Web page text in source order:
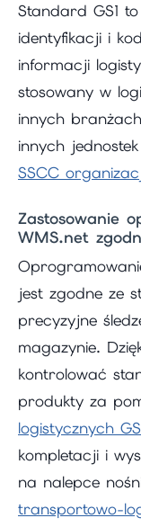
Standard GS1
identyfikacji i
informacji
stosowany w
innych
innych
SSCC
Zastosowanie
WMS.net
jest zgodne ze
precyzyjne
magazynie.
kontrolować
produkty za
logistycznych
kompletacji i
na nalepce
transportowo-